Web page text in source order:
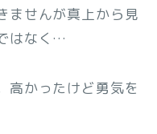
ませんが真上から見
はなく…
高かったけど勇気を